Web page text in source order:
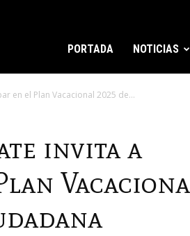
PORTADA NOTICIAS
en el Plan Vacacional 2025 de...
invita a